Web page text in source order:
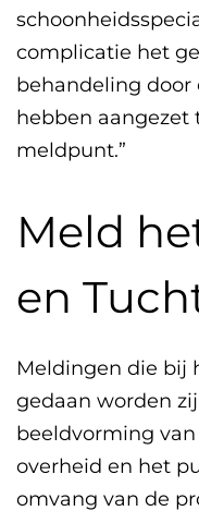
complicatie het
behandeling door
hebben
meldpunt.”
Meld
en
Meldingen die bij
gedaan worden
beeldvorming van
overheid en het
omvang van de